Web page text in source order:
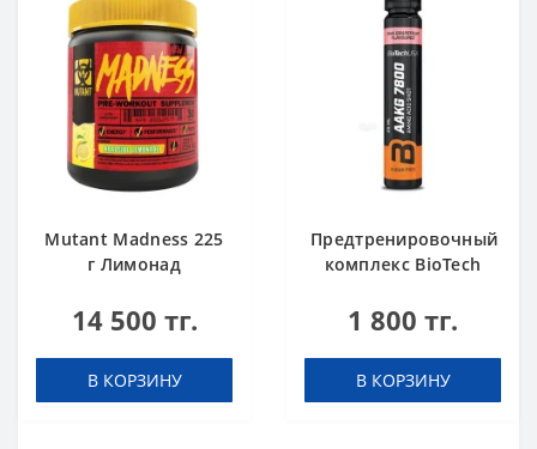
Mutant Madness 225
г Лимонад
14 500 тг.
В КОРЗИНУ
Предтренировочный
комплекс BioTech
Grapefruit 25ml
1 800 тг.
В КОРЗИНУ